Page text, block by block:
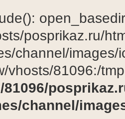
posprikaz.ru/
channel/
vhosts/81096:/
channel/